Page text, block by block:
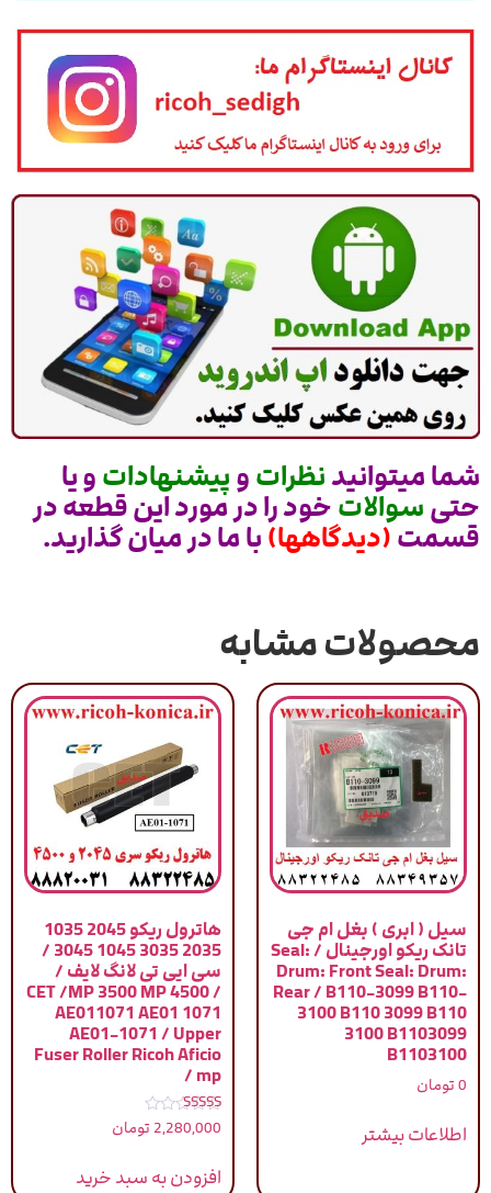
شما میتوانیدنظراتوپیشنهاداتو یا
حتیسوالاتخود را در مورد این قطعه در
قسمت(دیدگاهها)با ما در میان گذارید.
محصولات مشابه
سیل ( ابری ) بغل ام جی
تانک ریکو اورجینال / Seal:
Drum: Front Seal: Drum:
Rear / B110-3099 B110-
3100 B110 3099 B110
3100 B1103099
B1103100
0 تومان
اطلاعات بیشتر
هاترول ریکو 2045 1035
2035 3035 1045 3045 /
سی ایی تی لانگ لایف /
CET /MP 3500 MP 4500 /
AE011071 AE01 1071
AE01-1071 / Upper
Fuser Roller Ricoh Aficio
mp /
نمره
4.00
2,280,000 تومان
افزودن به سبد خرید